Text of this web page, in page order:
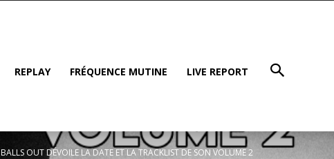
REPLAY FRÉQUENCE MUTINE LIVE REPORT
BALLS OUT DÉVOILE LA DATE ET LA TRACKLIST DE SON VOLUME 2